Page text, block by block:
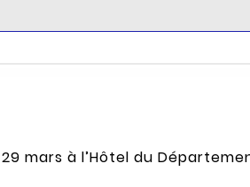
mars à l’Hôtel du